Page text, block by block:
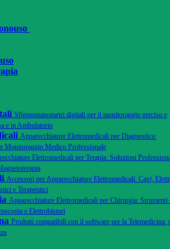
Sfigmomanometri digitali per il monitoraggio preciso e
e in Ambulatorio
Apparecchiature Elettromedicali per Diagnostica:
Monitoraggio Medico Professionale
Elettromedicali per Terapia: Soluzioni
Accessori per Apparecchiature Elettromedicali: Cavi,
e Terapeutici
Apparecchiature Elettromedicali per Chirurgia: Strumenti
e Elettrobisturi
Prodotti compatibili con il software per la Telemedicina: